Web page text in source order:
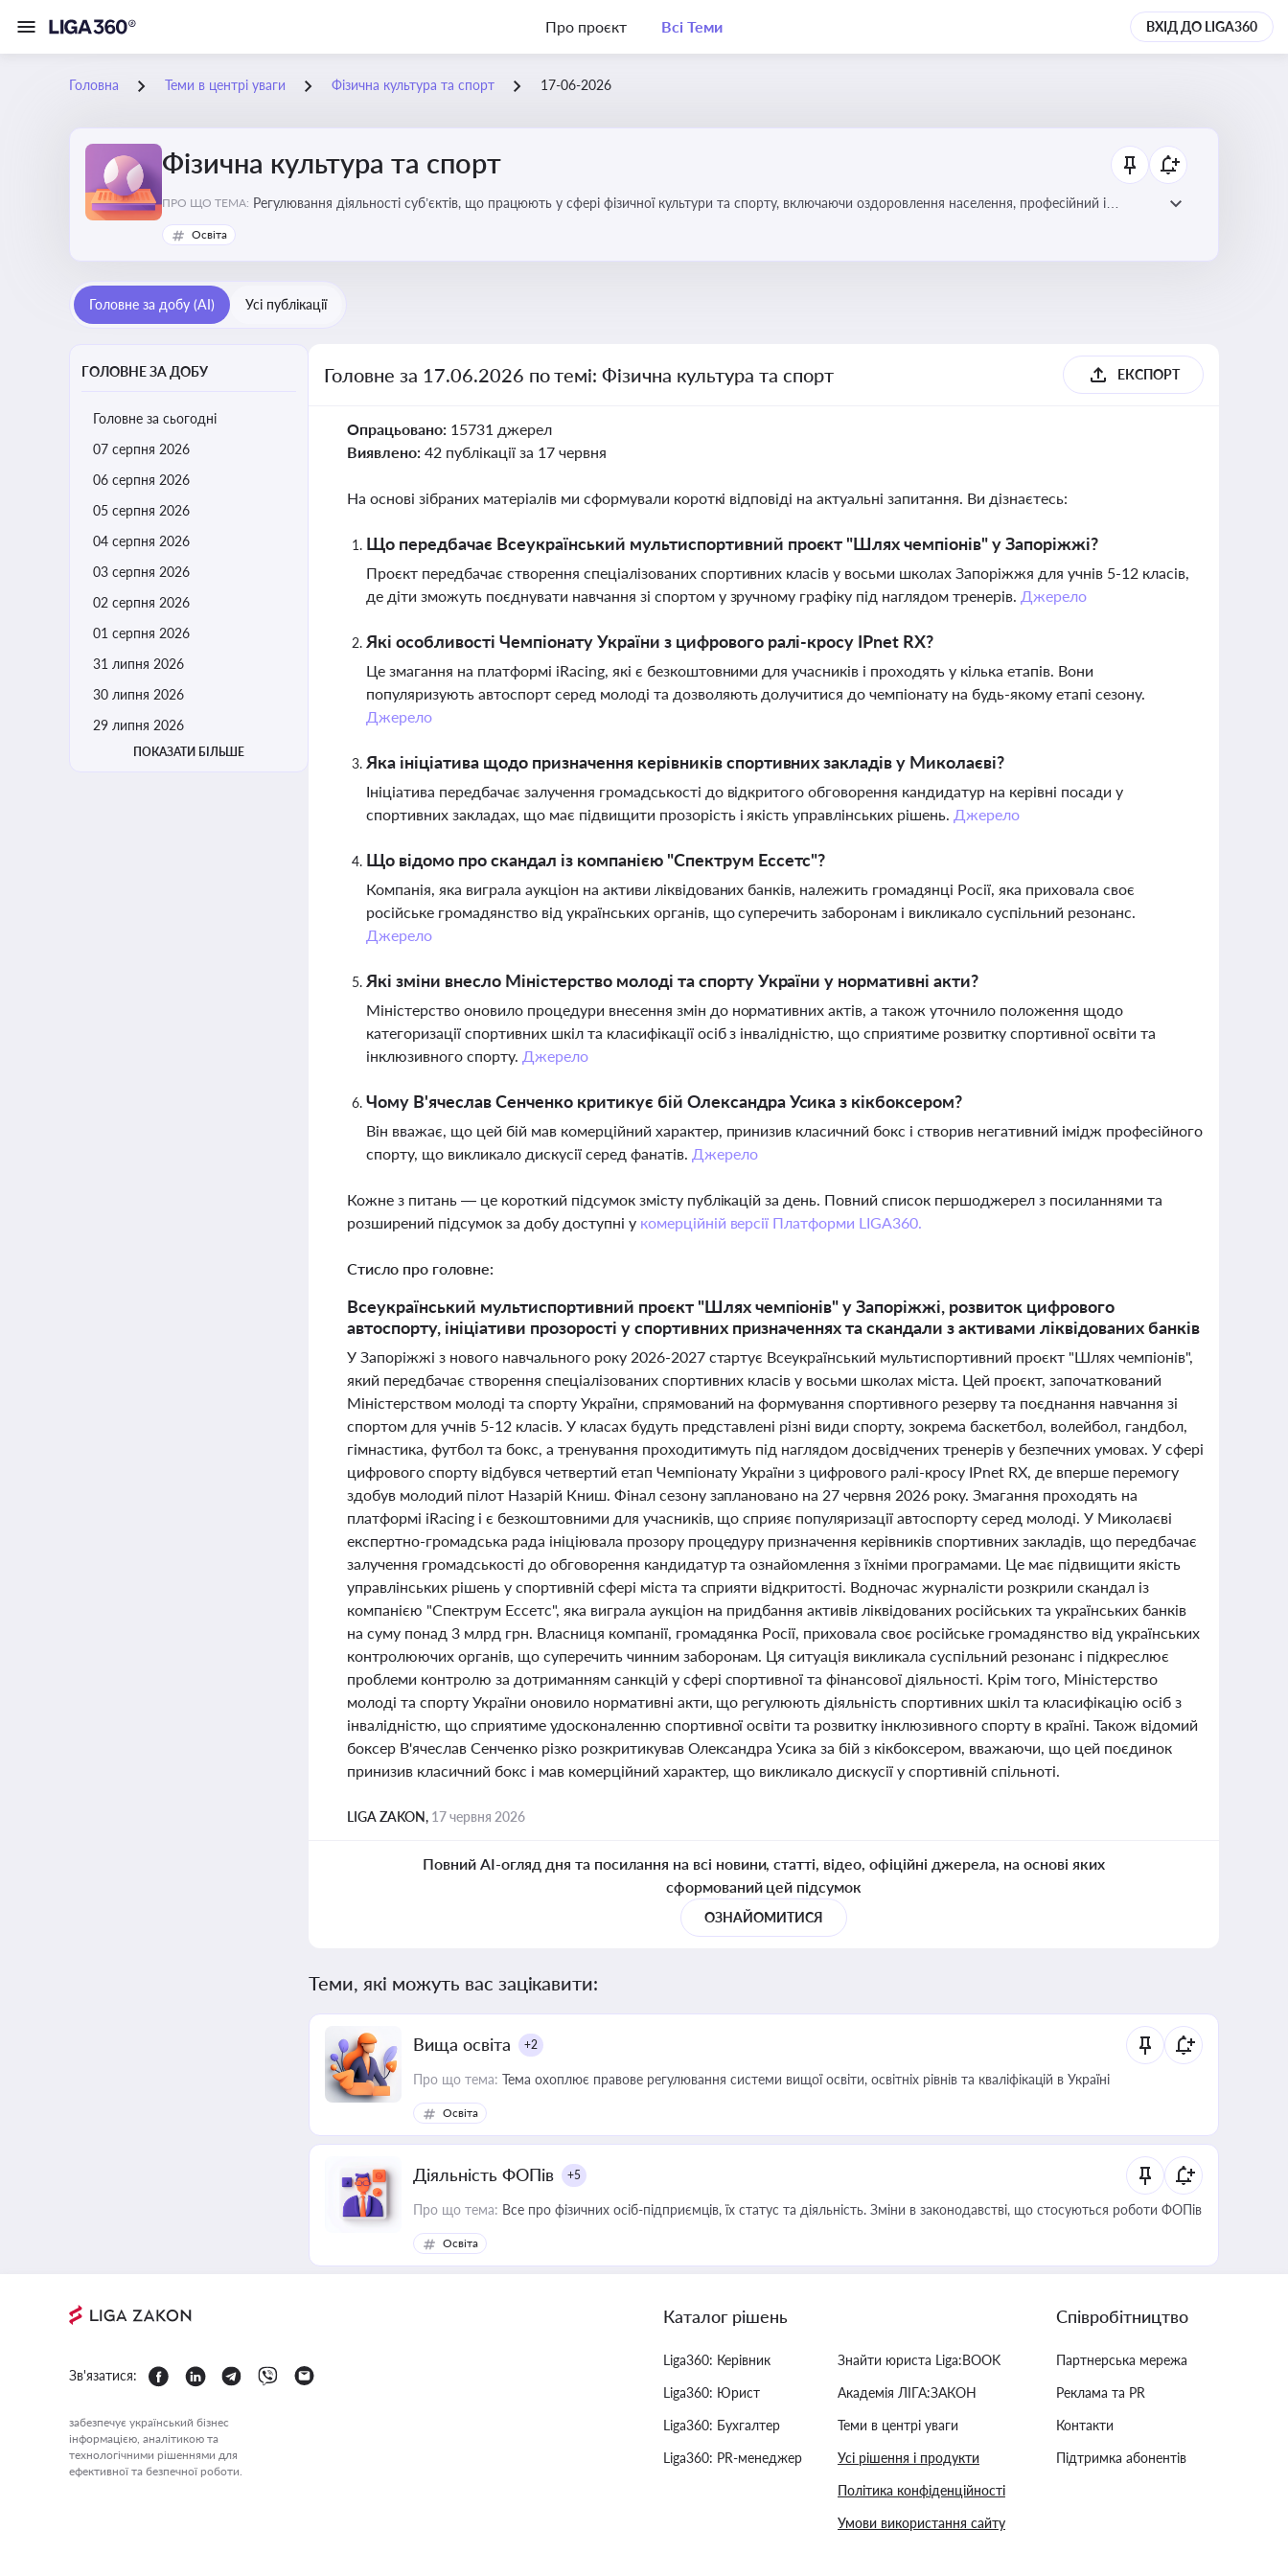
Про проєкт Всі Теми ВХІД ДО LIGA360
Головна Теми в центрі уваги Фізична культура та спорт 17-06-2026
Фізична культура та спорт
ПРО ЩО ТЕМА: Регулювання діяльності суб’єктів, що працюють у сфері фізичної культури та спорту, включаючи оздоровлення населення, професійний і
Освіта
Головне за добу (AI) Усі публікації
ГОЛОВНЕ ЗА ДОБУ
Головне за сьогодні
07 серпня 2026
06 серпня 2026
05 серпня 2026
04 серпня 2026
03 серпня 2026
02 серпня 2026
01 серпня 2026
31 липня 2026
30 липня 2026
29 липня 2026
ПОКАЗАТИ БІЛЬШЕ
Головне за 17.06.2026 по темі: Фізична культура та спорт ЕКСПОРТ
Опрацьовано: 15731 джерел
Виявлено: 42 публікації за 17 червня
На основі зібраних матеріалів ми сформували короткі відповіді на актуальні запитання. Ви дізнаєтесь:
Що передбачає Всеукраїнський мультиспортивний проєкт "Шлях чемпіонів" у Запоріжжі?
Проєкт передбачає створення спеціалізованих спортивних класів у восьми школах Запоріжжя для учнів 5-12 класів,
де діти зможуть поєднувати навчання зі спортом у зручному графіку під наглядом тренерів. Джерело
Які особливості Чемпіонату України з цифрового ралі-кросу IPnet RX?
Це змагання на платформі iRacing, які є безкоштовними для учасників і проходять у кілька етапів. Вони
популяризують автоспорт серед молоді та дозволяють долучитися до чемпіонату на будь-якому етапі сезону.
Джерело
Яка ініціатива щодо призначення керівників спортивних закладів у Миколаєві?
Ініціатива передбачає залучення громадськості до відкритого обговорення кандидатур на керівні посади у
спортивних закладах, що має підвищити прозорість і якість управлінських рішень. Джерело
Що відомо про скандал із компанією "Спектрум Ессетс"?
Компанія, яка виграла аукціон на активи ліквідованих банків, належить громадянці Росії, яка приховала своє
російське громадянство від українських органів, що суперечить заборонам і викликало суспільний резонанс.
Джерело
Які зміни внесло Міністерство молоді та спорту України у нормативні акти?
Міністерство оновило процедури внесення змін до нормативних актів, а також уточнило положення щодо
категоризації спортивних шкіл та класифікації осіб з інвалідністю, що сприятиме розвитку спортивної освіти та
інклюзивного спорту. Джерело
Чому В'ячеслав Сенченко критикує бій Олександра Усика з кікбоксером?
Він вважає, що цей бій мав комерційний характер, принизив класичний бокс і створив негативний імідж професійного
спорту, що викликало дискусії серед фанатів. Джерело
Кожне з питань — це короткий підсумок змісту публікацій за день. Повний список першоджерел з посиланнями та
розширений підсумок за добу доступні у комерційній версії Платформи LIGA360.
Стисло про головне:
Всеукраїнський мультиспортивний проєкт "Шлях чемпіонів" у Запоріжжі, розвиток цифрового
автоспорту, ініціативи прозорості у спортивних призначеннях та скандали з активами ліквідованих банків
У Запоріжжі з нового навчального року 2026-2027 стартує Всеукраїнський мультиспортивний проєкт "Шлях чемпіонів",
який передбачає створення спеціалізованих спортивних класів у восьми школах міста. Цей проєкт, започаткований
Міністерством молоді та спорту України, спрямований на формування спортивного резерву та поєднання навчання зі
спортом для учнів 5-12 класів. У класах будуть представлені різні види спорту, зокрема баскетбол, волейбол, гандбол,
гімнастика, футбол та бокс, а тренування проходитимуть під наглядом досвідчених тренерів у безпечних умовах. У сфері
цифрового спорту відбувся четвертий етап Чемпіонату України з цифрового ралі-кросу IPnet RX, де вперше перемогу
здобув молодий пілот Назарій Книш. Фінал сезону заплановано на 27 червня 2026 року. Змагання проходять на
платформі iRacing і є безкоштовними для учасників, що сприяє популяризації автоспорту серед молоді. У Миколаєві
експертно-громадська рада ініціювала прозору процедуру призначення керівників спортивних закладів, що передбачає
залучення громадськості до обговорення кандидатур та ознайомлення з їхніми програмами. Це має підвищити якість
управлінських рішень у спортивній сфері міста та сприяти відкритості. Водночас журналісти розкрили скандал із
компанією "Спектрум Ессетс", яка виграла аукціон на придбання активів ліквідованих російських та українських банків
на суму понад 3 млрд грн. Власниця компанії, громадянка Росії, приховала своє російське громадянство від українських
контролюючих органів, що суперечить чинним заборонам. Ця ситуація викликала суспільний резонанс і підкреслює
проблеми контролю за дотриманням санкцій у сфері спортивної та фінансової діяльності. Крім того, Міністерство
молоді та спорту України оновило нормативні акти, що регулюють діяльність спортивних шкіл та класифікацію осіб з
інвалідністю, що сприятиме удосконаленню спортивної освіти та розвитку інклюзивного спорту в країні. Також відомий
боксер В'ячеслав Сенченко різко розкритикував Олександра Усика за бій з кікбоксером, вважаючи, що цей поєдинок
принизив класичний бокс і мав комерційний характер, що викликало дискусії у спортивній спільноті.
LIGA ZAKON, 17 червня 2026
Повний AI-огляд дня та посилання на всі новини, статті, відео, офіційні джерела, на основі яких
сформований цей підсумок
ОЗНАЙОМИТИСЯ
Теми, які можуть вас зацікавити:
Вища освіта +2
Про що тема: Тема охоплює правове регулювання системи вищої освіти, освітніх рівнів та кваліфікацій в Україні
Освіта
Діяльність ФОПів +5
Про що тема: Все про фізичних осіб-підприємців, їх статус та діяльність. Зміни в законодавстві, що стосуються роботи ФОПів
Освіта
Зв'язатися:
забезпечує український бізнес
інформацією, аналітикою та
технологічними рішеннями для
ефективної та безпечної роботи.
Каталог рішень
Liga360: Керівник
Liga360: Юрист
Liga360: Бухгалтер
Liga360: PR-менеджер
Знайти юриста Liga:BOOK
Академія ЛІГА:ЗАКОН
Теми в центрі уваги
Усі рішення і продукти
Політика конфіденційності
Умови використання сайту
Співробітництво
Партнерська мережа
Реклама та PR
Контакти
Підтримка абонентів